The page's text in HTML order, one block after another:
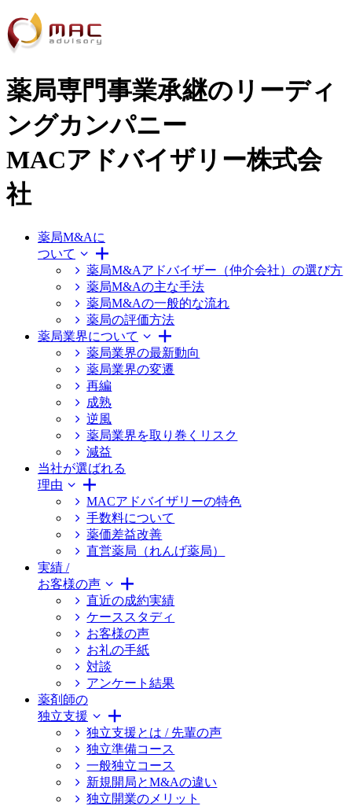
薬局専門事業承継のリーディ
ングカンパニー
MACアドバイザリー株式会
社
薬局M&Aに
ついて
薬局M&Aアドバイザー（仲介会社）の選び方
薬局M&Aの主な手法
薬局M&Aの一般的な流れ
薬局の評価方法
薬局業界について
薬局業界の最新動向
薬局業界の変遷
再編
成熟
逆風
薬局業界を取り巻くリスク
減益
当社が選ばれる
理由
MACアドバイザリーの特色
手数料について
薬価差益改善
直営薬局（れんげ薬局）
実績 /
お客様の声
直近の成約実績
ケーススタディ
お客様の声
お礼の手紙
対談
アンケート結果
薬剤師の
独立支援
独立支援とは / 先輩の声
独立準備コース
一般独立コース
新規開局とM&Aの違い
独立開業のメリット